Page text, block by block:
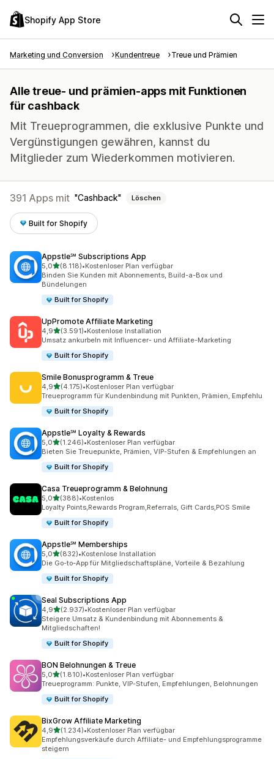
Shopify App Store
Marketing und Conversion Kundentreue Treue und Prämien
Alle treue- und prämien-apps mit Funktionen
für cashback
Mit Treueprogrammen, die exklusive Punkte und
Vergünstigungen gewähren, kannst du
Mitglieder zum Wiederkommen motivieren.
391 Apps mit Cashback Löschen
Built for Shopify
Appstle℠ Subscriptions App
5,0von 5 Sternen
(8.118)
8118 Rezensionen insgesamt
•Kostenloser Plan verfügbar
Binden Sie Kunden mit Abonnements, Build-a-Box und
Bündelungen
Built for Shopify
UpPromote Affiliate Marketing
4,9von 5 Sternen
(3.591)
3591 Rezensionen insgesamt
•Kostenlose Installation
Umsatz ankurbeln mit Influencer- und Affiliate-Marketing
Built for Shopify
Smile Bonusprogramm & Treue
4,9von 5 Sternen
(4.175)
4175 Rezensionen insgesamt
•Kostenloser Plan verfügbar
Treueprogramm für Kundenbindung mit Punkten, Prämien, Empfehlu
Built for Shopify
Appstle℠ Loyalty & Rewards
5,0von 5 Sternen
(1.246)
1246 Rezensionen insgesamt
•Kostenloser Plan verfügbar
Bieten Sie Treuepunkte, Prämien, VIP-Stufen & Empfehlungen an
Built for Shopify
Casa Treueprogramm & Belohnung
5,0von 5 Sternen
(388)
388 Rezensionen insgesamt
•Kostenlos
Loyalty Points,Rewards Program,Referrals, Gift Cards,POS Smile
Built for Shopify
Appstle℠ Memberships
5,0von 5 Sternen
(832)
832 Rezensionen insgesamt
•Kostenlose Installation
Die Go-to-App für Mitgliedschaftspläne, Vorteile & Bezahlung
Built for Shopify
Seal Subscriptions App
4,9von 5 Sternen
(2.937)
2937 Rezensionen insgesamt
•Kostenloser Plan verfügbar
Steigere Umsatz & Kundenbindung mit Abonnements &
Mitgliedschaften!
Built for Shopify
BON Belohnungen & Treue
5,0von 5 Sternen
(1.810)
1810 Rezensionen insgesamt
•Kostenloser Plan verfügbar
Treueprogramm: Punkte, VIP-Stufen, Empfehlungen, Belohnungen
Built for Shopify
BixGrow Affiliate Marketing
4,9von 5 Sternen
(1.234)
1234 Rezensionen insgesamt
•Kostenloser Plan verfügbar
Empfehlungsverkäufe durch Affiliate- und Empfehlungsprogramme
steigern